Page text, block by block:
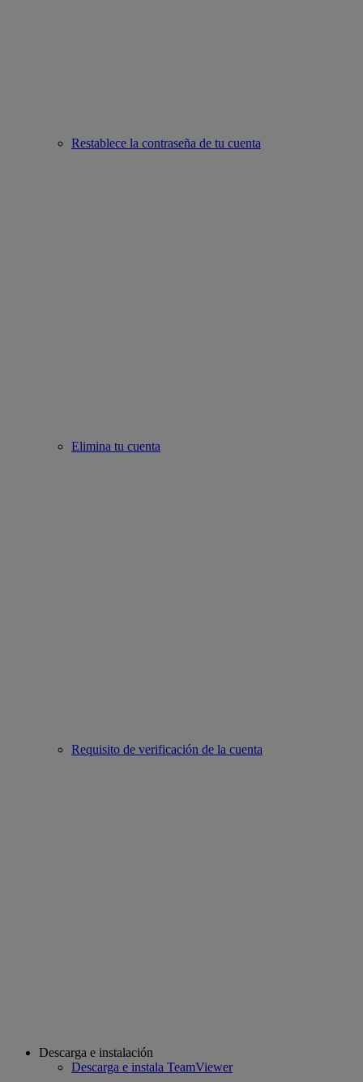
Restablece la contraseña de tu cuenta
Elimina tu cuenta
Requisito de verificación de la cuenta
Descarga e instalación
Descarga e instala TeamViewer